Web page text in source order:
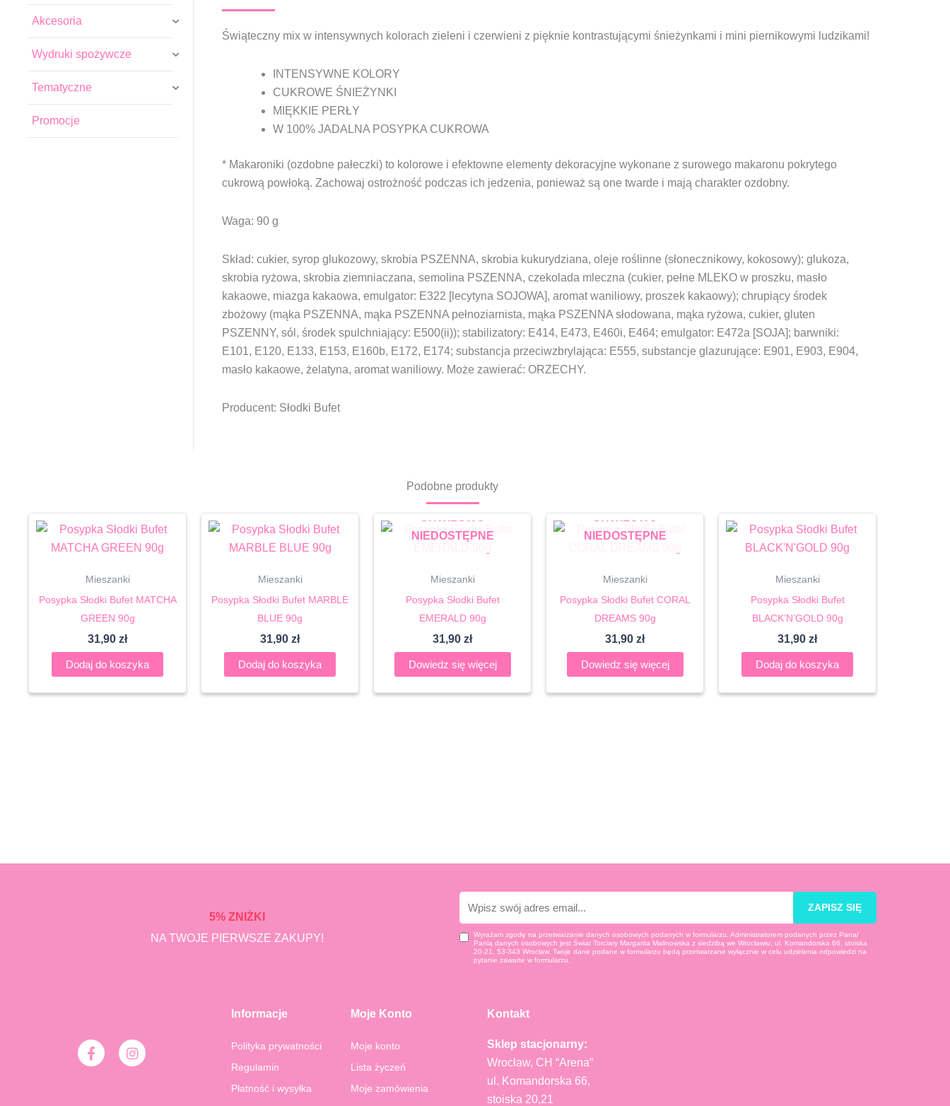
Akcesoria
Wydruki spożywcze
Tematyczne
Promocje
Świąteczny mix w intensywnych kolorach zieleni i czerwieni z pięknie kontrastującymi śnieżynkami i mini piernikowymi ludzikami!
INTENSYWNE KOLORY
CUKROWE ŚNIEŻYNKI
MIĘKKIE PERŁY
W 100% JADALNA POSYPKA CUKROWA
* Makaroniki (ozdobne pałeczki) to kolorowe i efektowne elementy dekoracyjne wykonane z surowego makaronu pokrytego
cukrową powłoką. Zachowaj ostrożność podczas ich jedzenia, ponieważ są one twarde i mają charakter ozdobny.
Waga: 90 g
Skład: cukier, syrop glukozowy, skrobia PSZENNA, skrobia kukurydziana, oleje roślinne (słonecznikowy, kokosowy); glukoza,
skrobia ryżowa, skrobia ziemniaczana, semolina PSZENNA, czekolada mleczna (cukier, pełne MLEKO w proszku, masło
kakaowe, miazga kakaowa, emulgator: E322 [lecytyna SOJOWA], aromat waniliowy, proszek kakaowy); chrupiący środek
zbożowy (mąka PSZENNA, mąka PSZENNA pełnoziarnista, mąka PSZENNA słodowana, mąka ryżowa, cukier, gluten
PSZENNY, sól, środek spulchniający: E500(ii)); stabilizatory: E414, E473, E460i, E464; emulgator: E472a [SOJA]; barwniki:
E101, E120, E133, E153, E160b, E172, E174; substancja przeciwzbrylająca: E555, substancje glazurujące: E901, E903, E904,
masło kakaowe, żelatyna, aromat waniliowy. Może zawierać: ORZECHY.
Producent: Słodki Bufet
Podobne produkty
Mieszanki
Posypka Słodki Bufet MATCHA
GREEN 90g
31,90 zł
Dodaj do koszyka
Mieszanki
Posypka Słodki Bufet MARBLE
BLUE 90g
31,90 zł
Dodaj do koszyka
CHWILOWO
NIEDOSTĘPNE
Mieszanki
Posypka Słodki Bufet
EMERALD 90g
31,90 zł
Dowiedz się więcej
CHWILOWO
NIEDOSTĘPNE
Mieszanki
Posypka Słodki Bufet CORAL
DREAMS 90g
31,90 zł
Dowiedz się więcej
Mieszanki
Posypka Słodki Bufet
BLACK’N’GOLD 90g
31,90 zł
Dodaj do koszyka
5% ZNIŻKI
NA TWOJE PIERWSZE ZAKUPY!
mail
Wyrażam zgodę na przetwarzanie danych osobowych podanych w formularzu. Administratorem podanych przez Pana/
Panią danych osobowych jest Świat Torciary Margarita Malinowska z siedzibą we Wrocławiu, ul. Komandorska 66, stoiska
20-21, 53-343 Wrocław. Twoje dane podane w formularzu będą przetwarzane wyłącznie w celu udzielenia odpowiedzi na
pytanie zawarte w formularzu.
ZAPISZ SIĘ
F
a
I
n
Informacje
Polityka prywatności
Regulamin
Płatność i wysyłka
Moje Konto
Moje konto
Lista życzeń
Moje zamówienia
Kontakt
Sklep stacjonarny:
Wrocław, CH “Arena”
ul. Komandorska 66,
stoiska 20,21